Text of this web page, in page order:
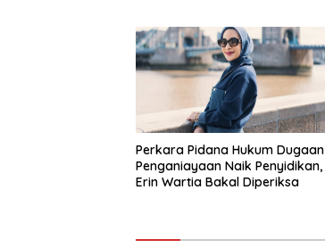
Perkara Pidana Hukum Dugaan
Penganiayaan Naik Penyidikan,
Erin Wartia Bakal Diperiksa